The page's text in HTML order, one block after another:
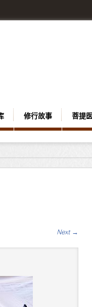
修行故事 菩提
Next →